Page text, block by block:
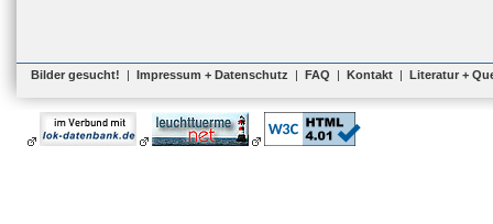
Bilder gesucht! | Impressum + Datenschutz | FAQ | Kontakt | Literatur +